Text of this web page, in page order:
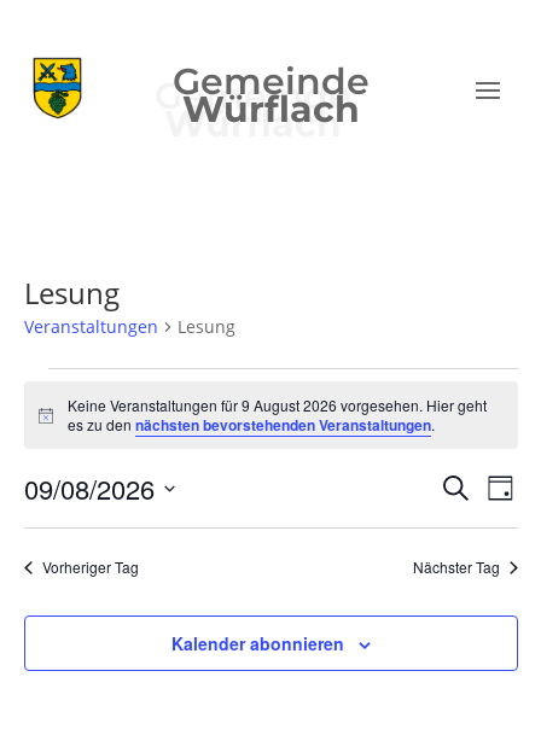
Gemeinde
Würflach
Lesung
Veranstaltungen Lesung
Veranstaltungen
für
August
2026
Hinweis
Keine Veranstaltungen für 9 August 2026 vorgesehen. Hier geht
es zu den nächsten bevorstehenden Veranstaltungen.
Suche
SucheTag
09/08/2026
Vorheriger Tag Nächster Tag
Kalender abonnieren